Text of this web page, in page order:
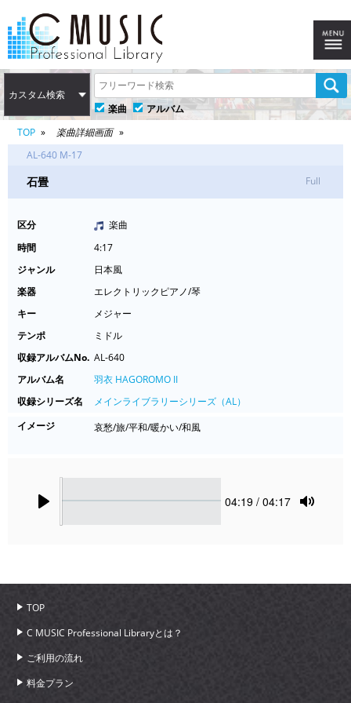
カスタム検索
楽曲
アルバム
TOP
楽曲詳細画面
AL-640 M-17
石畳 Full
区分
楽曲
時間
4:17
ジャンル
日本風
楽器
エレクトリックピアノ/琴
キー
メジャー
テンポ
ミドル
収録アルバムNo. AL-640
アルバム名
羽衣 HAGOROMO II
収録シリーズ名
メインライブラリーシリーズ（AL）
イメージ
哀愁/旅/平和/暖かい/和風
Current
04:19 / 04:17
TOP
C MUSIC Professional Libraryとは？
ご利用の流れ
料金プラン